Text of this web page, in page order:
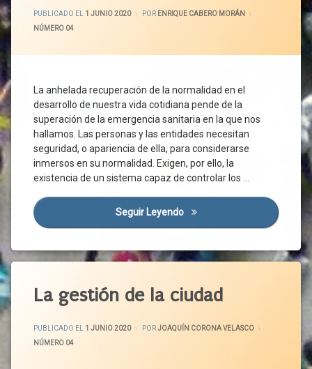
PUBLICADO EL 1 JUNIO 2020
8 JUNIO 2020
POR ENRIQUE CABERO MORÁN
CATEGORÍAS:
NÚMERO 04
La anhelada recuperación de la normalidad en el
desarrollo de nuestra vida cotidiana pende de la
superación de la emergencia sanitaria en la que nos
hallamos. Las personas y las entidades necesitan
seguridad, o apariencia de ella, para considerarse
inmersos en su normalidad. Exigen, por ello, la
existencia de un sistema capaz de controlar los …
Seguir Leyendo La Vuelta A La Normalidad
Actividad
Empresarial
Sanitaria
Compromiso
Constitucion
Contagio
Coronavirus
Covid-
19
Crisis
Económica
Crisis
Derecho
Derecho
Vida
Derechos
La gestión de la ciudad
PUBLICADO EL 1 JUNIO 2020
ACTUALIZADO EL
PORJOAQUÍN CORONA VELASCO
CATEGORÍAS:
NÚMERO 04
Administración
Ayuntamiento
CCAA
Ciudad